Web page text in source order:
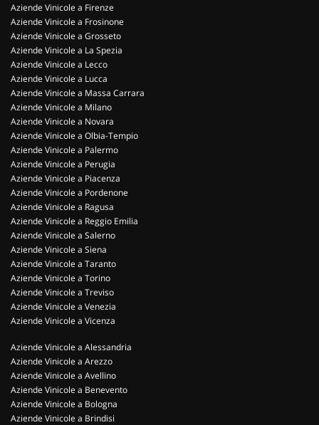
Aziende Vinicole a Firenze
Aziende Vinicole a Frosinone
Aziende Vinicole a Grosseto
Aziende Vinicole a La Spezia
Aziende Vinicole a Lecco
Aziende Vinicole a Lucca
Aziende Vinicole a Massa Carrara
Aziende Vinicole a Milano
Aziende Vinicole a Novara
Aziende Vinicole a Olbia-Tempio
Aziende Vinicole a Palermo
Aziende Vinicole a Perugia
Aziende Vinicole a Piacenza
Aziende Vinicole a Pordenone
Aziende Vinicole a Ragusa
Aziende Vinicole a Reggio Emilia
Aziende Vinicole a Salerno
Aziende Vinicole a Siena
Aziende Vinicole a Taranto
Aziende Vinicole a Torino
Aziende Vinicole a Treviso
Aziende Vinicole a Venezia
Aziende Vinicole a Vicenza
Aziende Vinicole a Alessandria
Aziende Vinicole a Arezzo
Aziende Vinicole a Avellino
Aziende Vinicole a Benevento
Aziende Vinicole a Bologna
Aziende Vinicole a Brindisi